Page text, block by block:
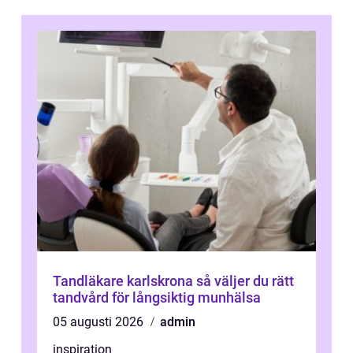
Tandläkare karlskrona så väljer du rätt
tandvård för långsiktig munhälsa
05 augusti 2026
admin
inspiration